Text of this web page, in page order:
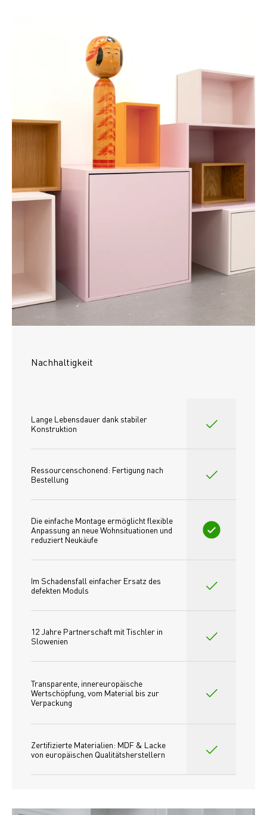
Nachhaltigkeit
Lange Lebensdauer dank stabiler
Konstruktion
Ressourcenschonend: Fertigung nach
Bestellung
Die einfache Montage ermöglicht flexible
Anpassung an neue Wohnsituationen und
reduziert Neukäufe
Im Schadensfall einfacher Ersatz des
defekten Moduls
12 Jahre Partnerschaft mit Tischler in
Slowenien
Transparente, innereuropäische
Wertschöpfung, vom Material bis zur
Verpackung
Zertifizierte Materialien: MDF & Lacke
von europäischen Qualitätsherstellern